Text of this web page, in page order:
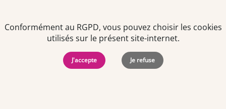
personnelles
réservés.
Conformément au RGPD, vous pouvez choisir les cookies
utilisés sur le présent site-internet.
J'accepte Je refuse